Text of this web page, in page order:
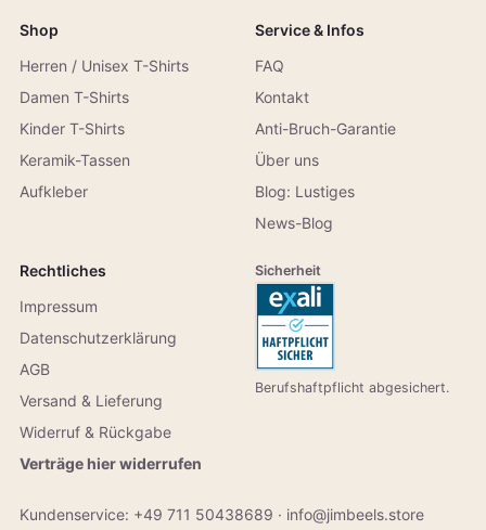
Shop
Herren / Unisex T-Shirts
Damen T-Shirts
Kinder T-Shirts
Keramik-Tassen
Aufkleber
Service & Infos
FAQ
Kontakt
Anti-Bruch-Garantie
Über uns
Blog: Lustiges
News-Blog
Rechtliches
Impressum
Datenschutzerklärung
AGB
Versand & Lieferung
Widerruf & Rückgabe
Verträge hier widerrufen
Sicherheit
Berufshaftpflicht abgesichert.
Kundenservice: +49 711 50438689 · info@jimbeels.store